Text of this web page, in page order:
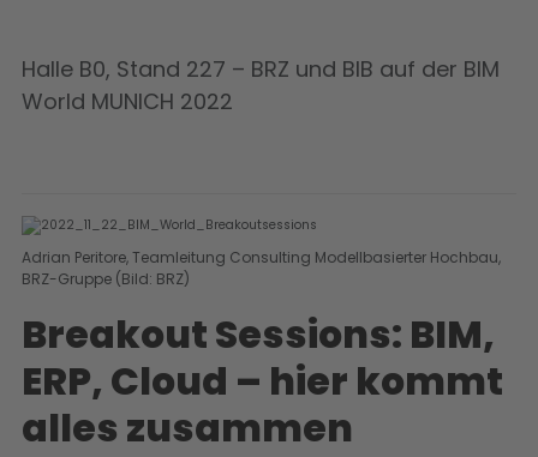
Halle B0, Stand 227 – BRZ und BIB auf der BIM
World MUNICH 2022
Adrian Peritore, Teamleitung Consulting Modellbasierter Hochbau,
BRZ-Gruppe (Bild: BRZ)
Breakout Sessions: BIM,
ERP, Cloud – hier kommt
alles zusammen